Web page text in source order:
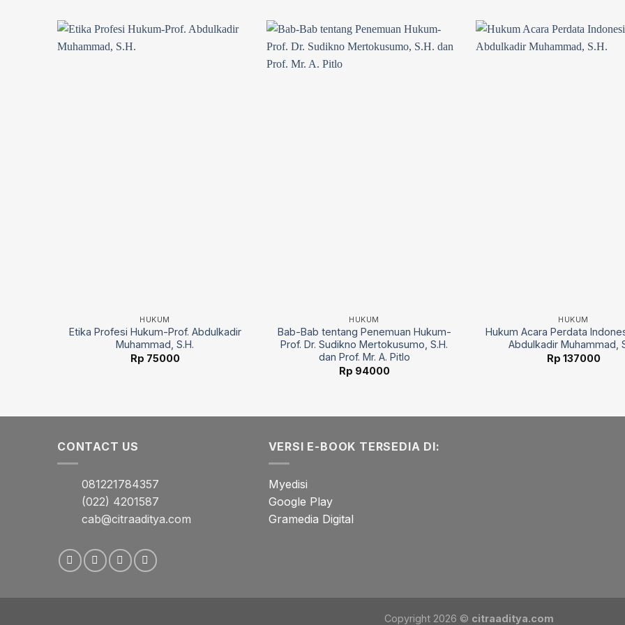
HUKUM
Etika Profesi Hukum-Prof. Abdulkadir
Muhammad, S.H.
Rp 75000
HUKUM
Bab-Bab tentang Penemuan Hukum-
Prof. Dr. Sudikno Mertokusumo, S.H.
dan Prof. Mr. A. Pitlo
Rp 94000
HUKUM
Hukum Acara Perdata
Abdulkadir Muhammad,
Rp 137000
CONTACT US
081221784357
(022) 4201587
cab@citraaditya.com
VERSI E-BOOK TERSEDIA DI:
Myedisi
Google Play
Gramedia Digital
Copyright 2026 © citraaditya.com